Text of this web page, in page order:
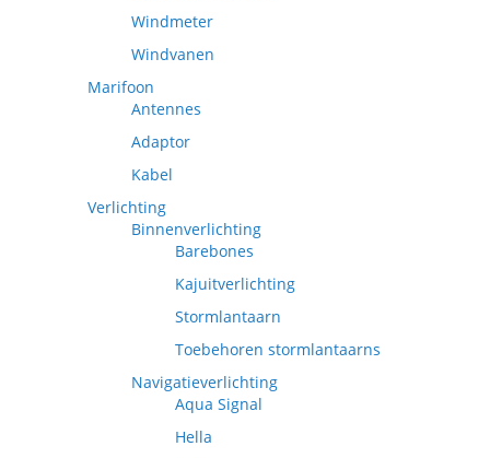
Windmeter
Windvanen
Marifoon
Antennes
Adaptor
Kabel
Verlichting
Binnenverlichting
Barebones
Kajuitverlichting
Stormlantaarn
Toebehoren stormlantaarns
Navigatieverlichting
Aqua Signal
Hella